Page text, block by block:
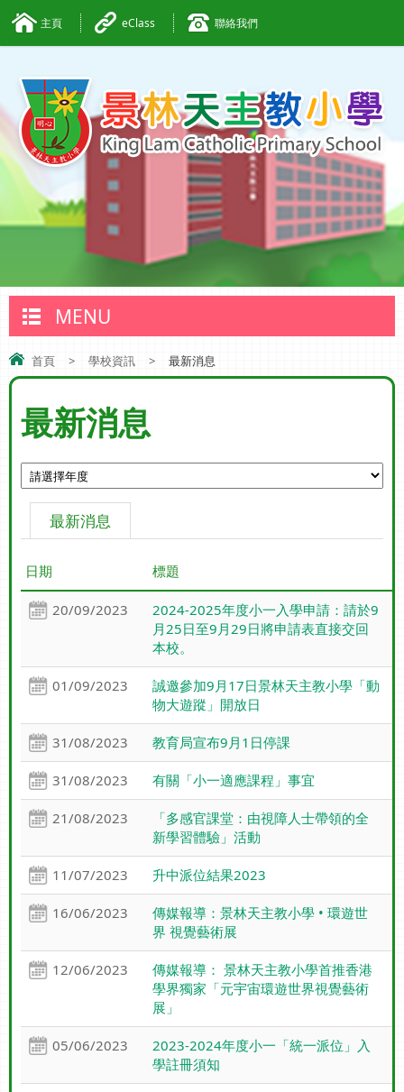
主頁 eClass 聯絡我們
MENU
首頁 > 學校資訊 > 最新消息
最新消息
最新消息
日期 標題
20/09/2023
2024-2025年度小一入學申請：請於9
月25日至9月29日將申請表直接交回
本校。
01/09/2023
誠邀參加9月17日景林天主教小學「動
物大遊蹤」開放日
31/08/2023 教育局宣布9月1日停課
31/08/2023 有關「小一適應課程」事宜
21/08/2023
「多感官課堂：由視障人士帶領的全
新學習體驗」活動
11/07/2023 升中派位結果2023
16/06/2023
傳媒報導：景林天主教小學 • 環遊世
界 視覺藝術展
12/06/2023
傳媒報導： 景林天主教小學首推香港
學界獨家「元宇宙環遊世界視覺藝術
展」
05/06/2023
2023-2024年度小一「統一派位」入
學註冊須知